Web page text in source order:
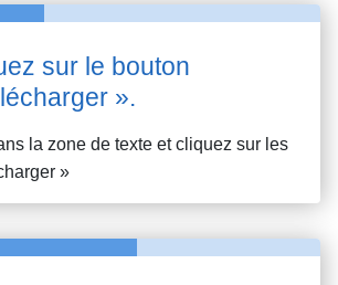
sur le bouton
».
la zone de texte et cliquez sur les
»